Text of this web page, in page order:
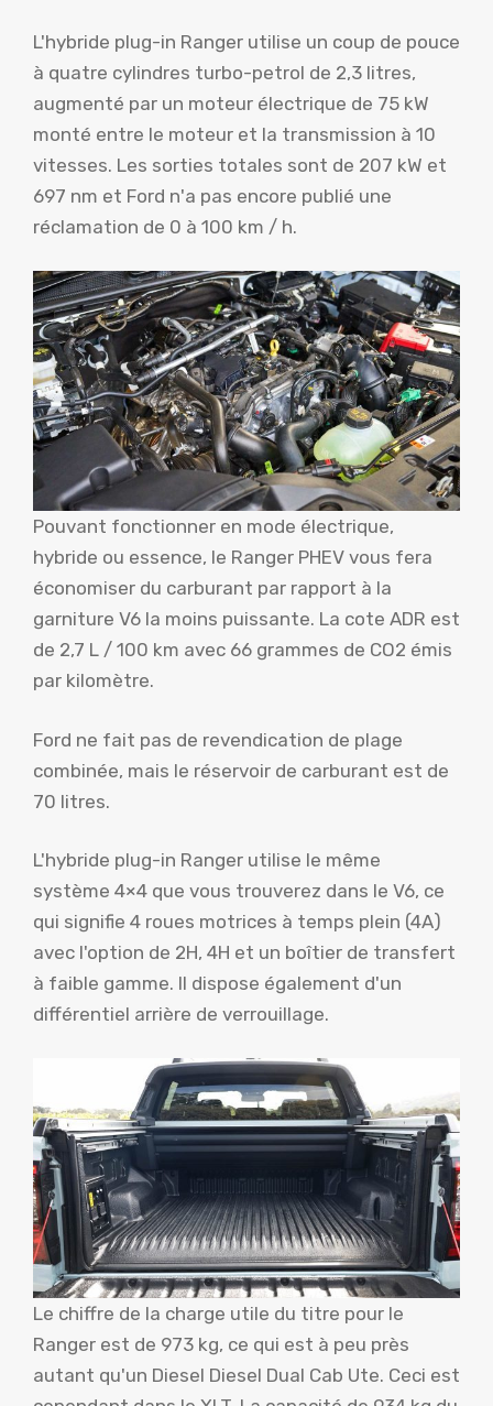
L'hybride plug-in Ranger utilise un coup de pouce
à quatre cylindres turbo-petrol de 2,3 litres,
augmenté par un moteur électrique de 75 kW
monté entre le moteur et la transmission à 10
vitesses. Les sorties totales sont de 207 kW et
697 nm et Ford n'a pas encore publié une
réclamation de 0 à 100 km / h.
Pouvant fonctionner en mode électrique,
hybride ou essence, le Ranger PHEV vous fera
économiser du carburant par rapport à la
garniture V6 la moins puissante. La cote ADR est
de 2,7 L / 100 km avec 66 grammes de CO2 émis
par kilomètre.
Ford ne fait pas de revendication de plage
combinée, mais le réservoir de carburant est de
70 litres.
L'hybride plug-in Ranger utilise le même
système 4×4 que vous trouverez dans le V6, ce
qui signifie 4 roues motrices à temps plein (4A)
avec l'option de 2H, 4H et un boîtier de transfert
à faible gamme. Il dispose également d'un
différentiel arrière de verrouillage.
Le chiffre de la charge utile du titre pour le
Ranger est de 973 kg, ce qui est à peu près
autant qu'un Diesel Diesel Dual Cab Ute. Ceci est